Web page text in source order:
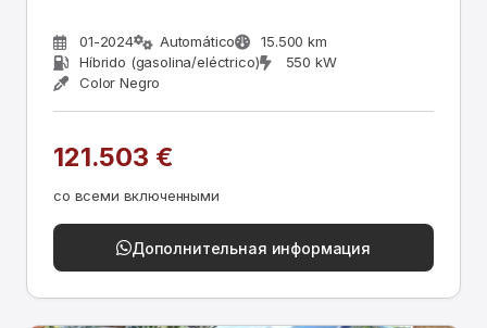
01-2024 Automático
15.500 km
Híbrido (gasolina/eléctrico)
550 kW
Color Negro
121.503 €
со всеми включенными
Дополнительная информация